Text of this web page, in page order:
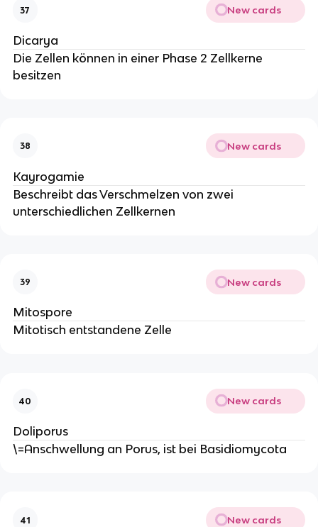
37 New cards
Dicarya
Die Zellen können in einer Phase 2 Zellkerne
besitzen
38 New cards
Kayrogamie
Beschreibt das Verschmelzen von zwei
unterschiedlichen Zellkernen
39 New cards
Mitospore
Mitotisch entstandene Zelle
40 New cards
Doliporus
\=Anschwellung an Porus, ist bei Basidiomycota
41 New cards